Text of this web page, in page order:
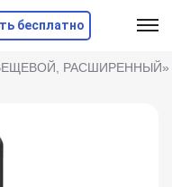
бесплатно
ТСД
ВЕЩЕВОЙ, РАСШИРЕННЫЙ»